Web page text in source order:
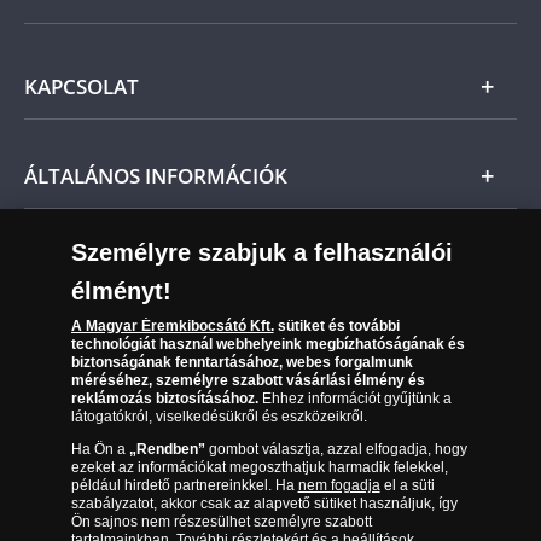
termékhez csatolt fizetési szelvényen, a számla
Ne feledje, amennyiben az érme nem teljesíti előzetes
várakozásait, a vonatkozó jogszabályok szerint Önt
számított 14 napon belül visszaküldheti, ekkor annak árát
webshopunkban nem érhető el,ezzel kapcsolatosan
kérjük
keresse ügyfélszolgálati munkatársainkat az alábbi
telefonszámon: 06 80 888 998*
Hétköznap 8:00 - 19:00 között,
hétvégén 9:00 - 15:00 között.
Magyar
Reklamáció
Visszaküldés
Elállási űrlap
KAPCSOLAT
Ügyfélszolgálat
Leiratkozás a hírlevélről
Karrier
ÁLTALÁNOS INFORMÁCIÓK
Sütik (cookies) használata
Süti (cookies)Beállítások
Társaságunkról
Az érmék és érmek ára és értéke
Gyakran ismételt kérdések
Adatkezelés
06 80 888 889
(díjmentesen hívható hétfőtől csütörtökig 9.00 és 17.00
óra között, péntekenként 9.00 és 15.00 óra között)
Személyre szabjuk a felhasználói
élményt!
A Magyar Éremkibocsátó Kft.sütiket és további
technológiát használ webhelyeink megbízhatóságának és
biztonságának fenntartásához, webes forgalmunk
méréséhez, személyre szabott vásárlási élmény és
reklámozás biztosításához.Ehhez információt gyűjtünk a
látogatókról, viselkedésükről és eszközeikről.
Ha Ön a „Rendben”gombot választja, azzal elfogadja, hogy
ezeket az információkat megoszthatjuk harmadik felekkel,
például hirdető partnereinkkel. Ha nem fogadjael a süti
szabályzatot, akkor csak az alapvető sütiket használjuk, így
Ön sajnos nem részesülhet személyre szabott